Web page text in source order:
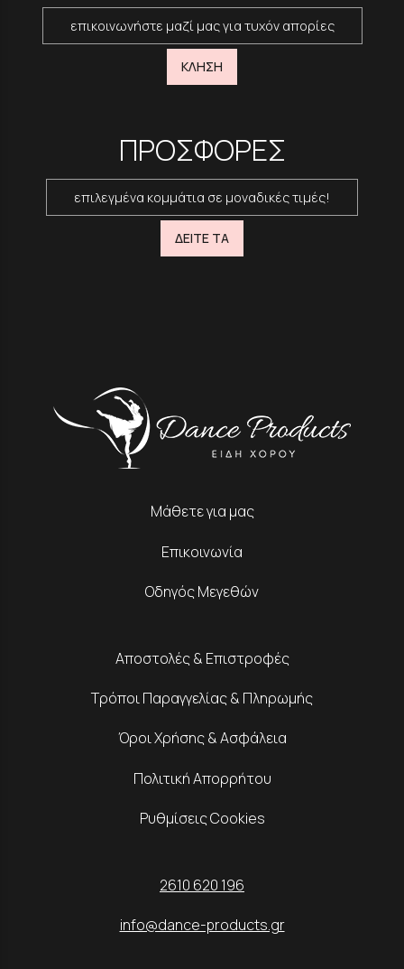
επικοινωνήστε μαζί μας για τυχόν απορίες
ΚΛΗΣΗ
ΠΡΟΣΦΟΡΕΣ
επιλεγμένα κομμάτια σε μοναδικές τιμές!
ΔΕΙΤΕ ΤΑ
Μάθετε για μας
Επικοινωνία
Οδηγός Μεγεθών
Αποστολές & Επιστροφές
Τρόποι Παραγγελίας & Πληρωμής
Όροι Χρήσης & Ασφάλεια
Πολιτική Απορρήτου
Ρυθμίσεις Cookies
2610 620 196
info@dance-products.gr